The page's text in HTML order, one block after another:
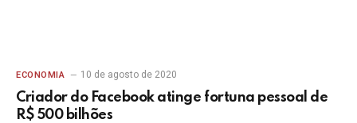
ECONOMIA 10 de agosto de 2020
Criador do Facebook atinge fortuna pessoal de
R$ 500 bilhões